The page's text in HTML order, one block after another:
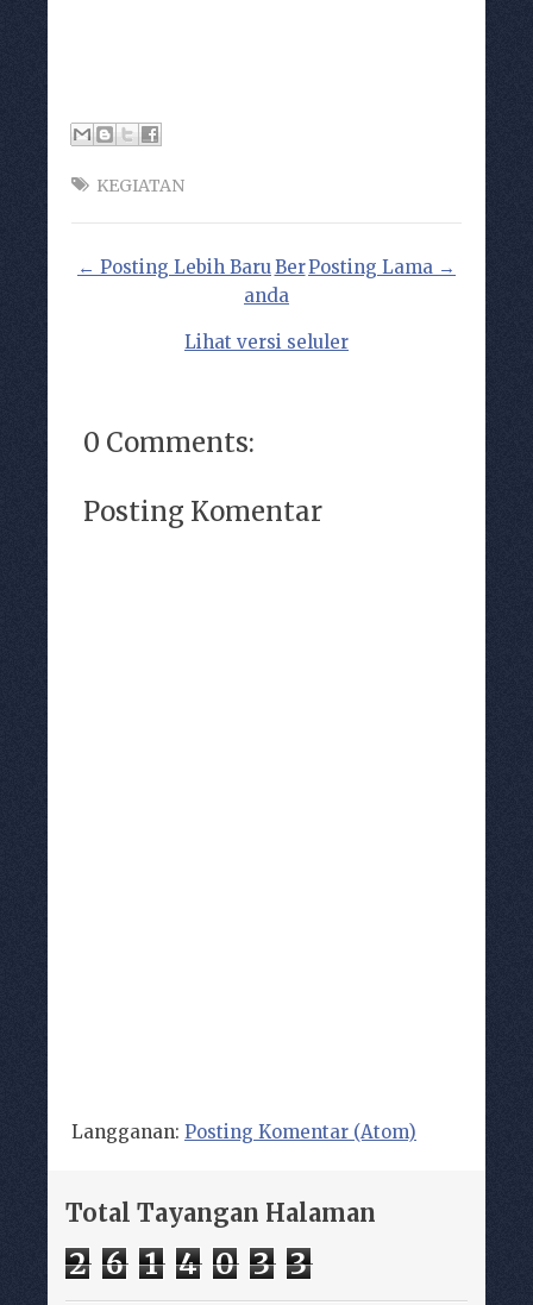
KEGIATAN
← Posting Lebih Baru Posting Lama →
Ber
anda
Lihat versi seluler
0 Comments:
Posting Komentar
Langganan: Posting Komentar (Atom)
Total Tayangan Halaman
2 6 1 4 0 3 3